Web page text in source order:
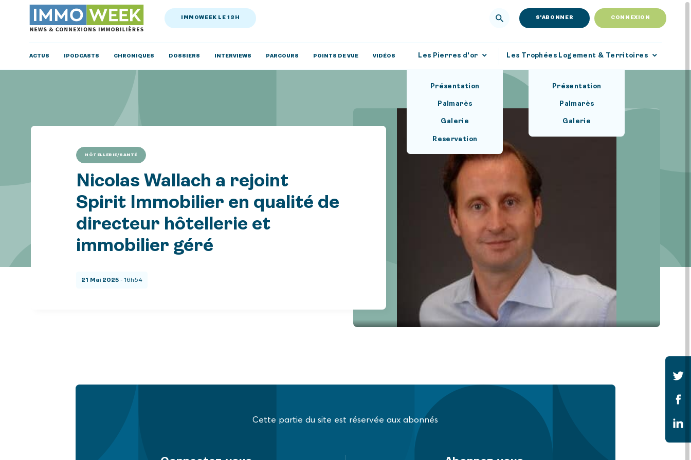
IMMOWEEK LE 13H S'ABONNER CONNEXION
ACTUS IPODCASTS CHRONIQUES DOSSIERS INTERVIEWS PARCOURS POINTS DE VUE VIDÉOS Les Pierres d'or
Présentation
Palmarès
Galerie
Reservation
Les Trophées Logement & Territoires
Présentation
Palmarès
Galerie
HÔTELLERIE/SANTÉ
Nicolas Wallach a rejoint
Spirit Immobilier en qualité de
directeur hôtellerie et
immobilier géré
21 Mai 2025 - 16h54
Cette partie du site est réservée aux abonnés